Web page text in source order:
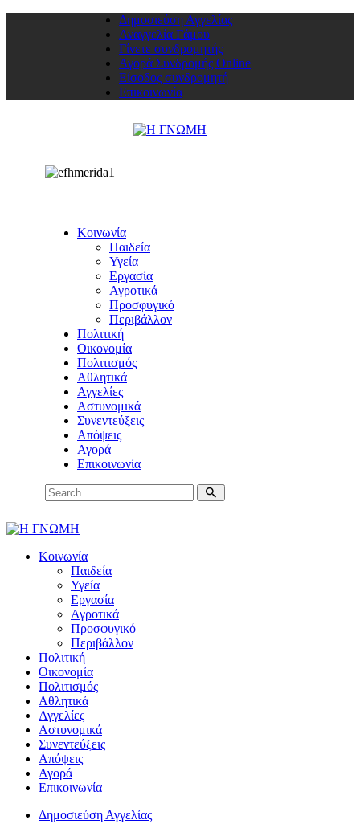
Δημοσιεύση Αγγελίας
Αναγγελία Γάμου
Γίνετε συνδρομητής
Αγορά Συνδρομής Online
Είσοδος συνδρομητή
Επικοινωνία
Κοινωνία
Παιδεία
Υγεία
Εργασία
Αγροτικά
Προσφυγικό
Περιβάλλον
Πολιτική
Οικονομία
Πολιτισμός
Αθλητικά
Αγγελίες
Αστυνομικά
Συνεντεύξεις
Απόψεις
Αγορά
Επικοινωνία
Κοινωνία
Παιδεία
Υγεία
Εργασία
Αγροτικά
Προσφυγικό
Περιβάλλον
Πολιτική
Οικονομία
Πολιτισμός
Αθλητικά
Αγγελίες
Αστυνομικά
Συνεντεύξεις
Απόψεις
Αγορά
Επικοινωνία
Δημοσιεύση Αγγελίας